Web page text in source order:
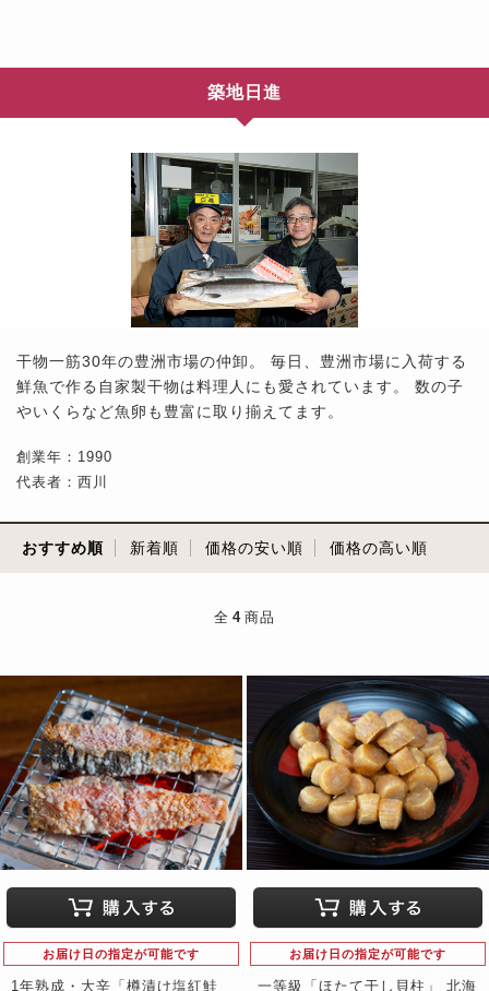
築地日進
干物一筋30年の豊洲市場の仲卸。 毎日、豊洲市場に入荷する
鮮魚で作る自家製干物は料理人にも愛されています。 数の子
やいくらなど魚卵も豊富に取り揃えてます。
創業年：1990
代表者：西川
おすすめ順 新着順 価格の安い順 価格の高い順
全 4 商品
お届け日の指定が可能です
1年熟成・大辛「樽漬け塩紅鮭
お届け日の指定が可能です
一等級「ほたて干し貝柱」 北海